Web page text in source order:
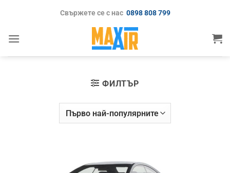
Свържете се с нас 0898 808 799
ФИЛТЪР